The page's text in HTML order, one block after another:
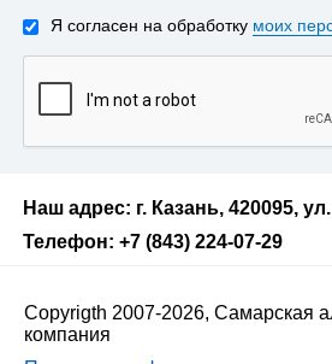
Я согласен на обработку моих
Наш адрес: г. Казань, 420095,
Телефон: +7 (843) 224-07-29
Copyrigth 2007-2026, Самарская
компания